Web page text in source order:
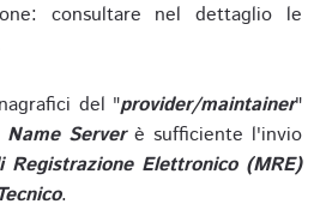
consultare nel dettaglio le
del "provider/maintainer"
Name Serverè sufficiente l'invio
Registrazione Elettronico (MRE)
.